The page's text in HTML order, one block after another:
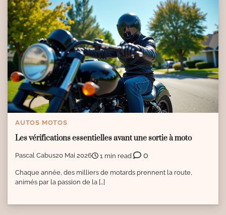
AUTOS MOTOS
Les vérifications essentielles avant une sortie à moto
Pascal Cabus20 Mai 2026 1 min read 0
Chaque année, des milliers de motards prennent la route,
animés par la passion de la […]